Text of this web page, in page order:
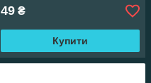
49 ₴
Купити